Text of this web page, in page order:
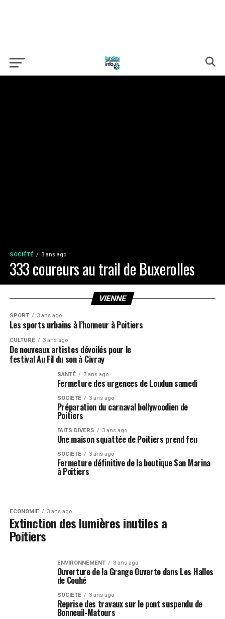
SOCIÉTÉ 3 ans ago
333 coureurs au trail de Buxerolles
VIENNE
SPORT 3 ans ago
Les sports urbains à l’honneur à Poitiers
CULTURE 3 ans ago
De nouveaux artistes dévoilés pour le
festival Au Fil du son à Civray
SANTÉ 3 ans ago
Fermeture des urgences de Loudun samedi
SOCIÉTÉ 3 ans ago
Préparation du carnaval bollywoodien de
Poitiers
FAITS DIVERS 3 ans ago
Une maison squattée de Poitiers prend feu
SOCIÉTÉ 3 ans ago
Fermeture définitive de la boutique San Marina
à Poitiers
ECONOMIE 3 ans ago
Extinction des lumières inutiles a
Poitiers
ENVIRONNEMENT 3 ans ago
Ouverture de la Grange Ouverte dans Les Halles
de Couhé
SOCIÉTÉ 3 ans ago
Reprise des travaux sur le pont suspendu de
Bonneuil-Matours